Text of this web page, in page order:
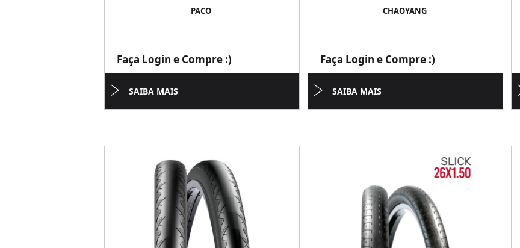
PACO
Faça Login e Compre :)
SAIBA MAIS
CHAOYANG
Faça Login e Compre :)
SAIBA MAIS